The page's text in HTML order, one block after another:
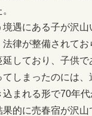
遇にある子が沢
律が整備されて
しており、子供
しまったのには
まれる形で70年
的に売春宿が沢